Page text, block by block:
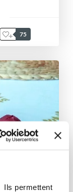
Ils permettent
75